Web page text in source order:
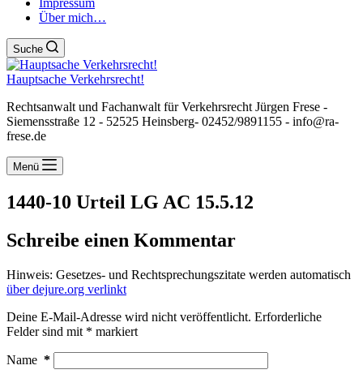
Impressum
Über mich…
Suche
Hauptsache Verkehrsrecht!
Rechtsanwalt und Fachanwalt für Verkehrsrecht Jürgen Frese -
Siemensstraße 12 - 52525 Heinsberg- 02452/9891155 - info@ra-
frese.de
Menü
1440-10 Urteil LG AC 15.5.12
Schreibe einen Kommentar
Hinweis: Gesetzes- und Rechtsprechungszitate werden automatisch
über dejure.org verlinkt
Deine E-Mail-Adresse wird nicht veröffentlicht. Erforderliche
Felder sind mit * markiert
Name *